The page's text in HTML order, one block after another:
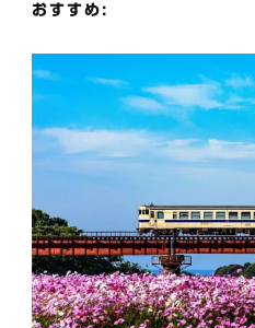
ン
おすすめ: